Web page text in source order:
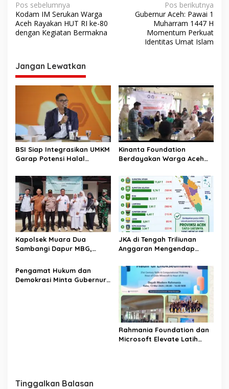
N
a
v
g
a
p
o
s
Pos sebelumnya
Kodam IM Serukan Warga
Aceh Rayakan HUT RI ke-80
dengan Kegiatan Bermakna
Pos berikutnya
Gubernur Aceh: Pawai 1
Muharram 1447 H
Momentum Perkuat
Identitas Umat Islam
Jangan Lewatkan
BSI Siap Integrasikan UMKM
Garap Potensi Halal
Kinanta Foundation
Berdayakan Warga Aceh
Psikososial
Kapolsek Muara Dua
Sambangi Dapur MBG,
Bergizi Gratis Berjalan
Sesuai SOP
JKA di Tengah Triliunan
Anggaran Mengendap
dan kualitas belanja publik
pemerintah Aceh
‎Pengamat Hukum dan
Demokrasi Minta Gubernur
Rahmania Foundation dan
Microsoft Elevate Latih
Tinggalkan Balasan